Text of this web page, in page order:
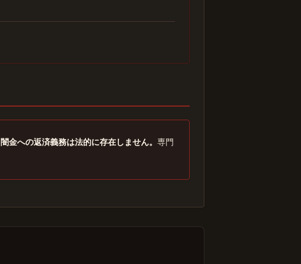
闇金への返済義務は法的に存在しません。 専門